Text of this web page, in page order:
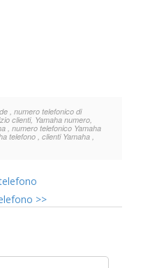
, numero telefonico di
clienti, Yamaha numero,
, numero telefonico Yamaha
telefono , clienti Yamaha ,
>>